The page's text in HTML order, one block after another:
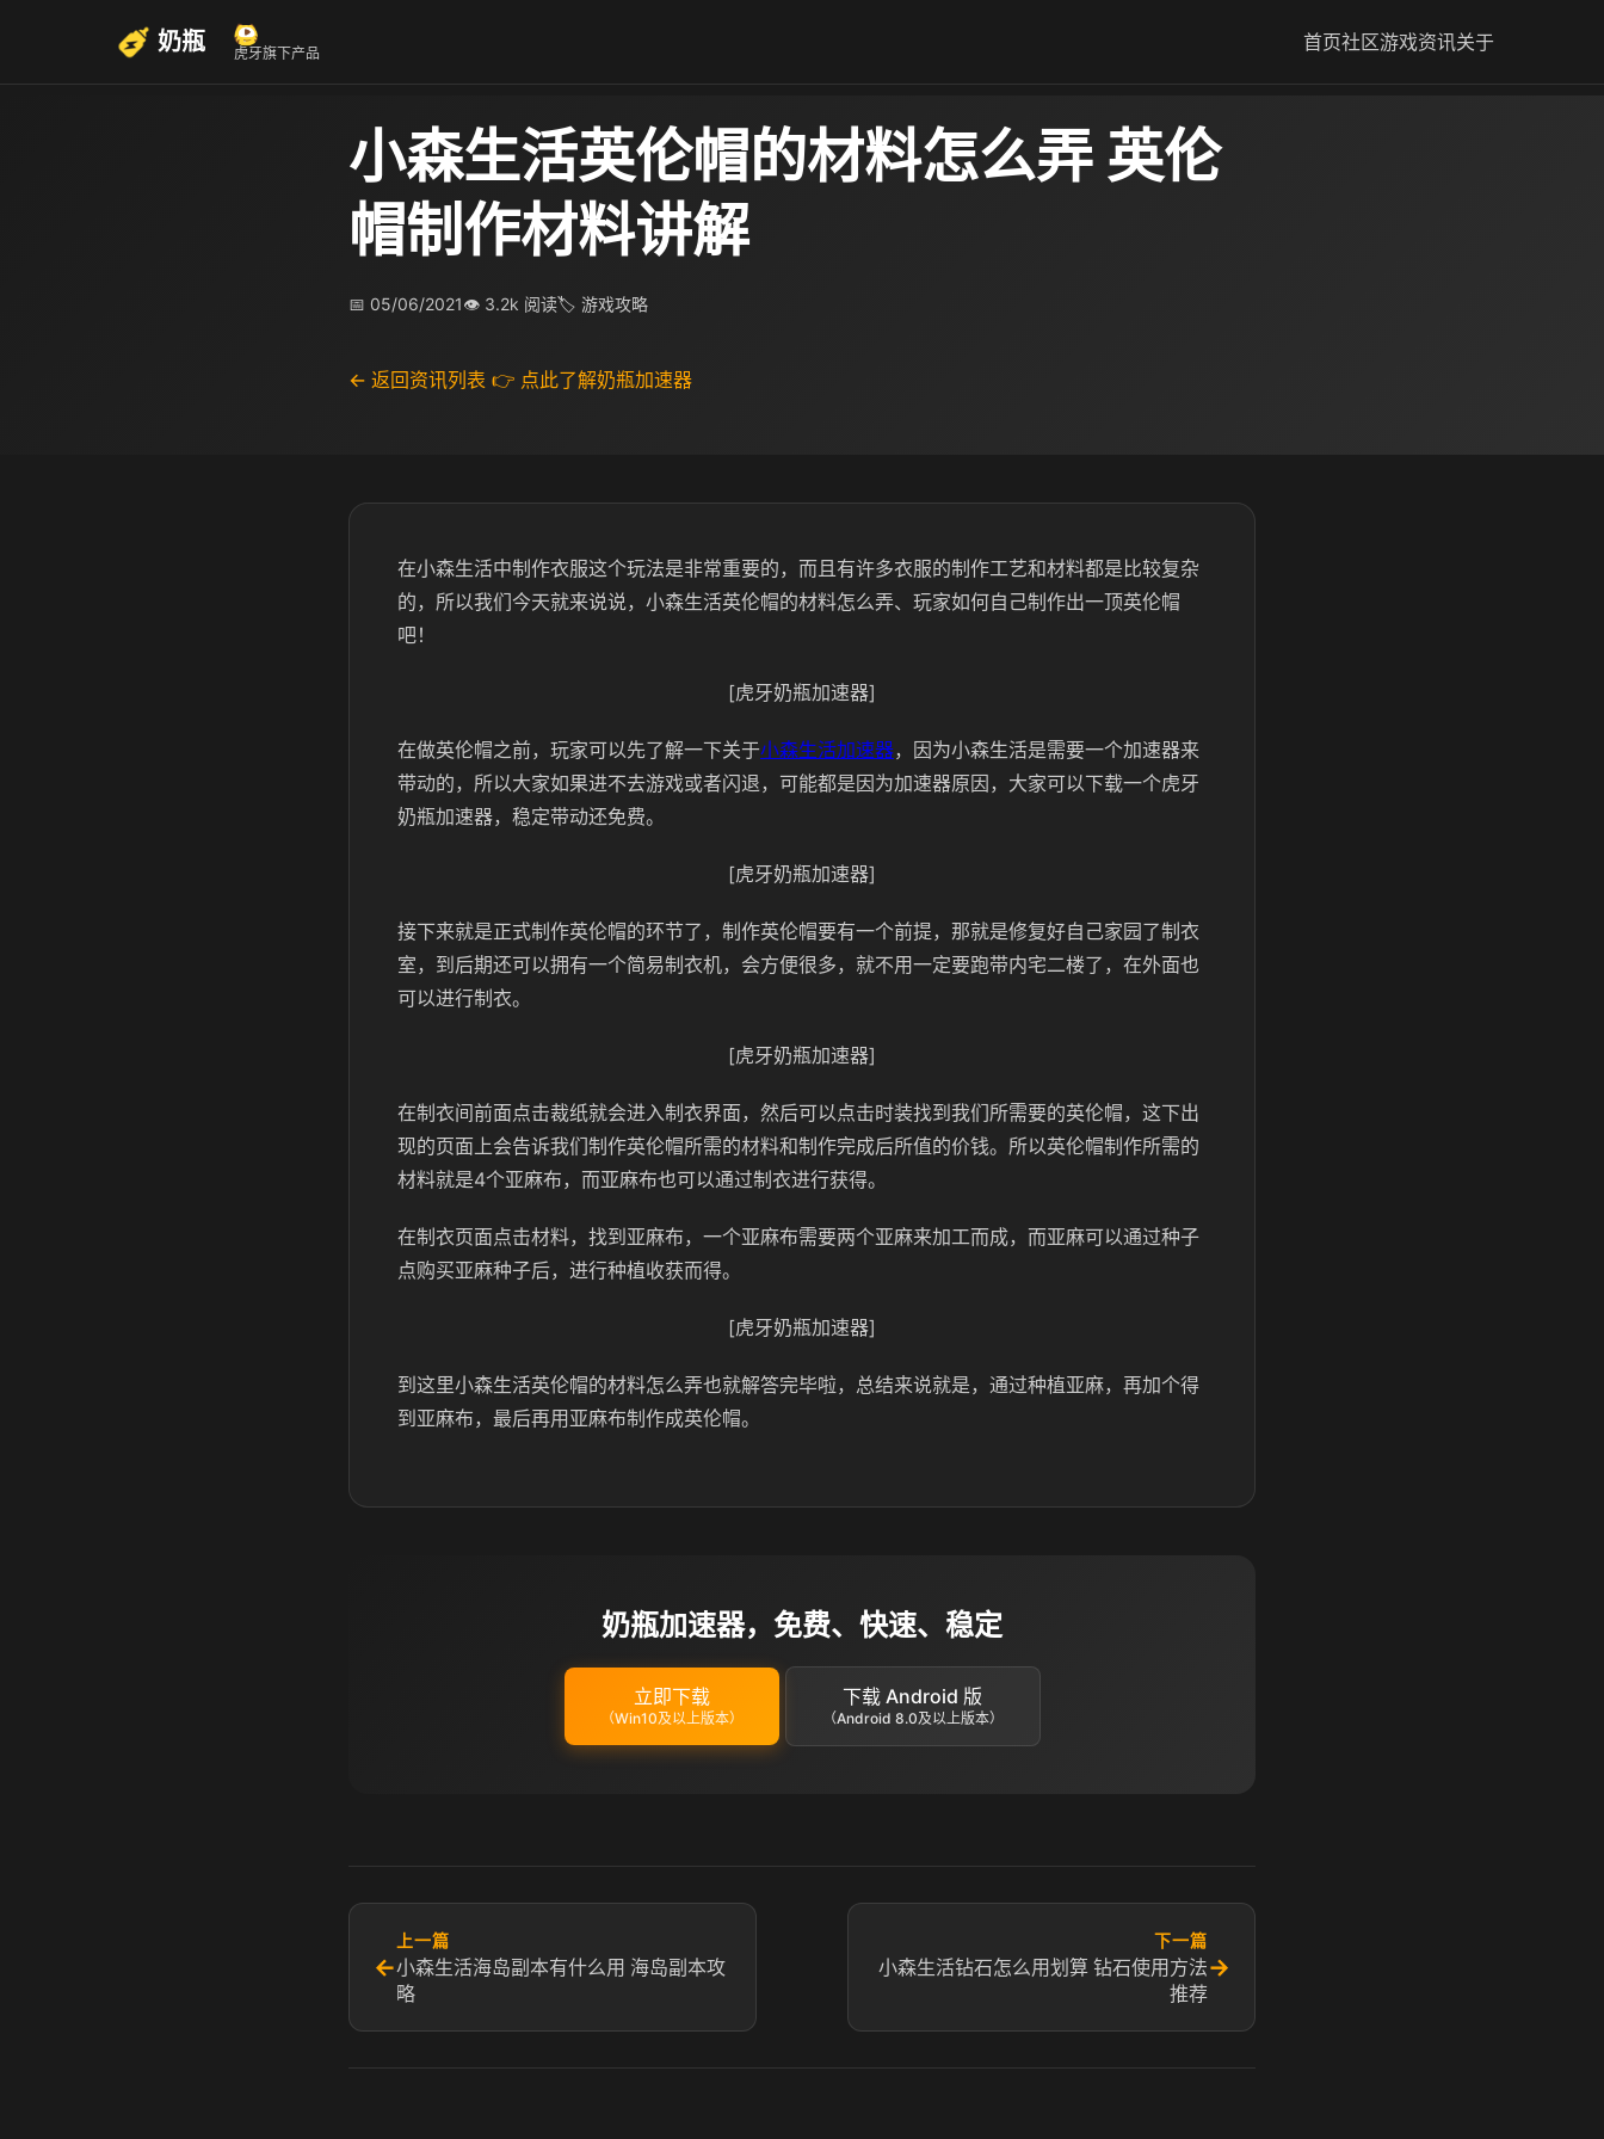
奶瓶 虎牙旗下产品 首页社区游戏资讯关于
小森生活英伦帽的材料怎么弄 英伦
帽制作材料讲解
📅 05/06/2021👁 3.2k 阅读🏷 游戏攻略
← 返回资讯列表 👉 点此了解奶瓶加速器
在小森生活中制作衣服这个玩法是非常重要的，而且有许多衣服的制作工艺和材料都是比较复杂
的，所以我们今天就来说说，小森生活英伦帽的材料怎么弄、玩家如何自己制作出一顶英伦帽
吧！
[虎牙奶瓶加速器]
在做英伦帽之前，玩家可以先了解一下关于小森生活加速器，因为小森生活是需要一个加速器来
带动的，所以大家如果进不去游戏或者闪退，可能都是因为加速器原因，大家可以下载一个虎牙
奶瓶加速器，稳定带动还免费。
[虎牙奶瓶加速器]
接下来就是正式制作英伦帽的环节了，制作英伦帽要有一个前提，那就是修复好自己家园了制衣
室，到后期还可以拥有一个简易制衣机，会方便很多，就不用一定要跑带内宅二楼了，在外面也
可以进行制衣。
[虎牙奶瓶加速器]
在制衣间前面点击裁纸就会进入制衣界面，然后可以点击时装找到我们所需要的英伦帽，这下出
现的页面上会告诉我们制作英伦帽所需的材料和制作完成后所值的价钱。所以英伦帽制作所需的
材料就是4个亚麻布，而亚麻布也可以通过制衣进行获得。
在制衣页面点击材料，找到亚麻布，一个亚麻布需要两个亚麻来加工而成，而亚麻可以通过种子
点购买亚麻种子后，进行种植收获而得。
[虎牙奶瓶加速器]
到这里小森生活英伦帽的材料怎么弄也就解答完毕啦，总结来说就是，通过种植亚麻，再加个得
到亚麻布，最后再用亚麻布制作成英伦帽。
奶瓶加速器，免费、快速、稳定
立即下载
（Win10及以上版本）
下载 Android 版
（Android 8.0及以上版本）
←
上一篇
小森生活海岛副本有什么用 海岛副本攻
略
下一篇
小森生活钻石怎么用划算 钻石使用方法
推荐
→